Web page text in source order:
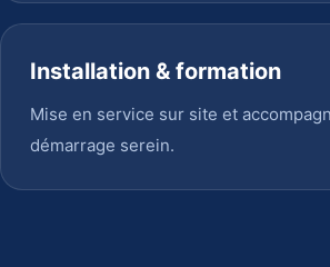
Installation & formation
Mise en service sur site et
démarrage serein.